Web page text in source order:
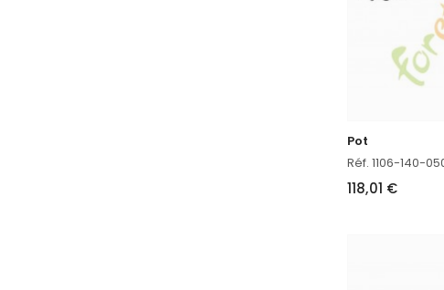
Pot
Réf. 1106-140-
118,01 €